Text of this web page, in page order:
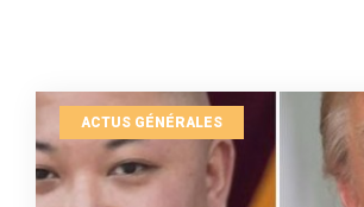
ACTUS GÉNÉRALES